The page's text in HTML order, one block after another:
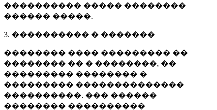
���������� ����� ��������
������ �����.
3. ���������� � �������
�������� ���� ��������� ��
�������� �� � ��������, ��
��������� �������� �
��������� ��������������
����������. ��� ������
�������� ����������